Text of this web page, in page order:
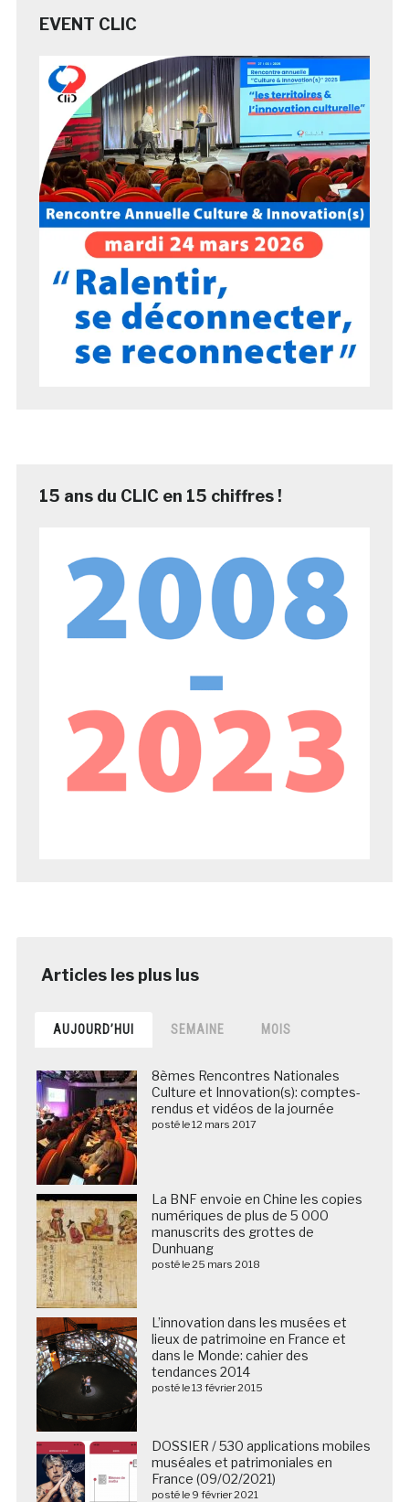
EVENT CLIC
15 ans du CLIC en 15 chiffres !
AUJOURD’HUI SEMAINE MOIS
8èmes Rencontres Nationales
Culture et Innovation(s): comptes-
rendus et vidéos de la journée
posté le 12 mars 2017
La BNF envoie en Chine les copies
numériques de plus de 5 000
manuscrits des grottes de
Dunhuang
posté le 25 mars 2018
L’innovation dans les musées et
lieux de patrimoine en France et
dans le Monde: cahier des
tendances 2014
posté le 13 février 2015
DOSSIER / 530 applications mobiles
muséales et patrimoniales en
France (09/02/2021)
posté le 9 février 2021